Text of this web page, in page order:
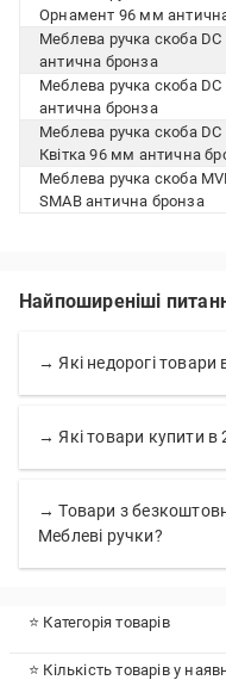
Орнамент 96 мм
Меблева ручка скоба
антична бронза
Меблева ручка скоба
антична бронза
Меблева ручка скоба
Квітка 96 мм антична
Меблева ручка скоба
SMAB антична бронза
Найпоширеніші
→ Які недорогі товари
→ Які товари купити в
→ Товари з
Меблеві ручки?
⭐ Категорія товарів
⭐ Кількість товарів у